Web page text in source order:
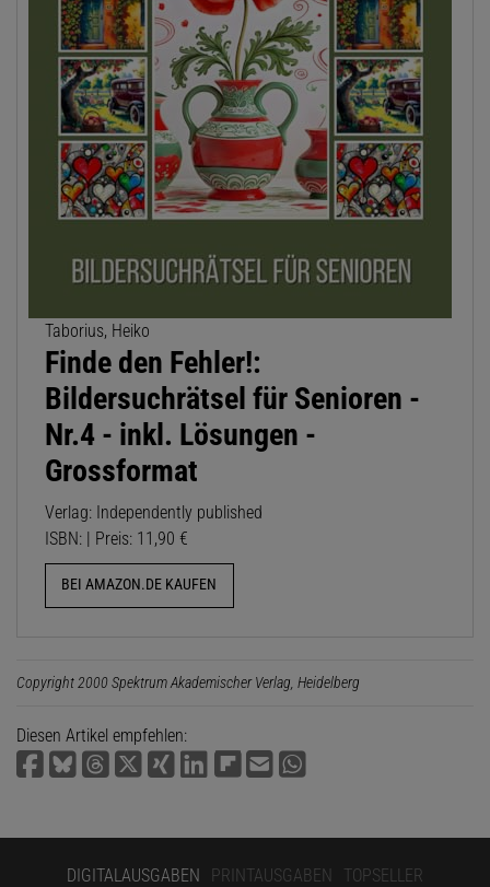
Taborius, Heiko
Finde den Fehler!:
Bildersuchrätsel für Senioren -
Nr.4 - inkl. Lösungen -
Grossformat
Verlag: Independently published
ISBN: | Preis: 11,90 €
BEI AMAZON.DE KAUFEN
Copyright 2000 Spektrum Akademischer Verlag, Heidelberg
Diesen Artikel empfehlen:
DIGITALAUSGABEN PRINTAUSGABEN TOPSELLER